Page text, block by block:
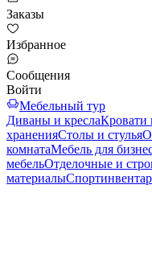
Заказы
Избранное
Сообщения
Войти
Мебельный тур
Диваны и креслаКровати
храненияСтолы и стулья
комнатаМебель для
мебельОтделочные и
материалы